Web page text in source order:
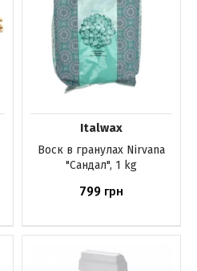
Italwax
Воск в гранулах Nirvana
"Сандал", 1 kg
799 грн